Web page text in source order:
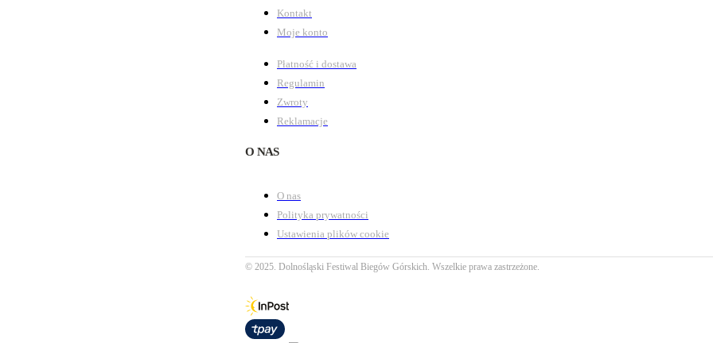
Kontakt
Moje konto
Płatność i dostawa
Regulamin
Zwroty
Reklamacje
O NAS
O nas
Polityka prywatności
Ustawienia plików cookie
© 2025. Dolnośląski Festiwal Biegów Górskich. Wszelkie prawa zastrzeżone.